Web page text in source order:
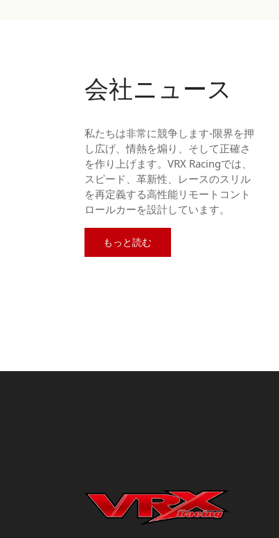
会社ニュース
私たちは非常に競争します-限界を押
し広げ、情熱を煽り、そして正確さ
を作り上げます。VRX Racingでは、
スピード、革新性、レースのスリル
を再定義する高性能リモートコント
ロールカーを設計しています。
もっと読む